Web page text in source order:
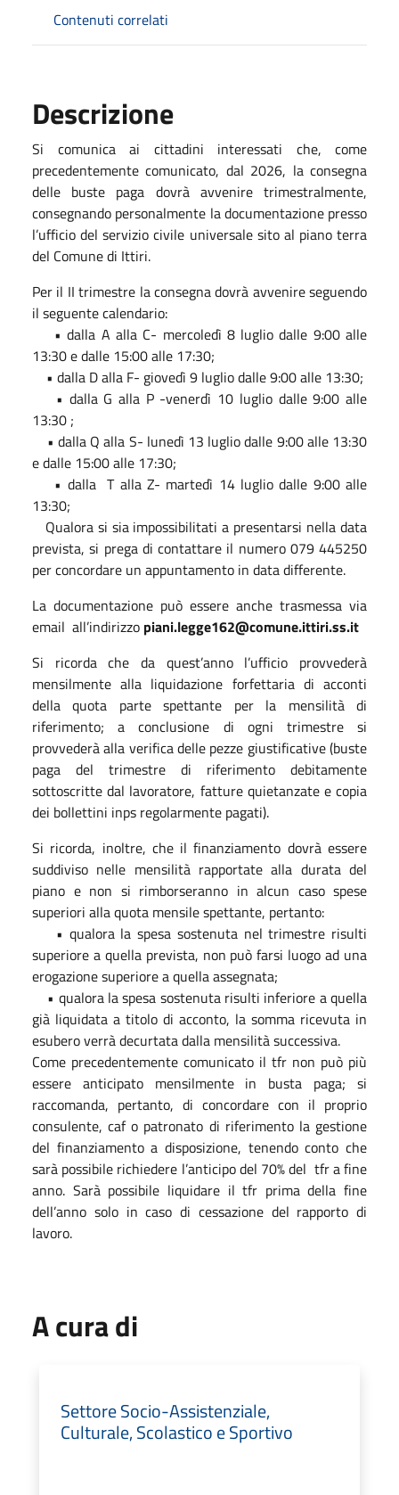
Contenuti correlati
Descrizione
Si comunica ai cittadini interessati che, come
precedentemente comunicato, dal 2026, la consegna
delle buste paga dovrà avvenire trimestralmente,
consegnando personalmente la documentazione presso
l’ufficio del servizio civile universale sito al piano terra
del Comune di Ittiri.
Per il II trimestre la consegna dovrà avvenire seguendo
il seguente calendario:
• dalla A alla C- mercoledì 8 luglio dalle 9:00 alle
13:30 e dalle 15:00 alle 17:30;
• dalla D alla F- giovedì 9 luglio dalle 9:00 alle 13:30;
• dalla G alla P -venerdì 10 luglio dalle 9:00 alle
13:30 ;
• dalla Q alla S- lunedì 13 luglio dalle 9:00 alle 13:30
e dalle 15:00 alle 17:30;
• dalla T alla Z- martedì 14 luglio dalle 9:00 alle
13:30;
Qualora si sia impossibilitati a presentarsi nella data
prevista, si prega di contattare il numero 079 445250
per concordare un appuntamento in data differente.
La documentazione può essere anche trasmessa via
email all’indirizzo piani.legge162@comune.ittiri.ss.it
Si ricorda che da quest’anno l’ufficio provvederà
mensilmente alla liquidazione forfettaria di acconti
della quota parte spettante per la mensilità di
riferimento; a conclusione di ogni trimestre si
provvederà alla verifica delle pezze giustificative (buste
paga del trimestre di riferimento debitamente
sottoscritte dal lavoratore, fatture quietanzate e copia
dei bollettini inps regolarmente pagati).
Si ricorda, inoltre, che il finanziamento dovrà essere
suddiviso nelle mensilità rapportate alla durata del
piano e non si rimborseranno in alcun caso spese
superiori alla quota mensile spettante, pertanto:
• qualora la spesa sostenuta nel trimestre risulti
superiore a quella prevista, non può farsi luogo ad una
erogazione superiore a quella assegnata;
• qualora la spesa sostenuta risulti inferiore a quella
già liquidata a titolo di acconto, la somma ricevuta in
esubero verrà decurtata dalla mensilità successiva.
Come precedentemente comunicato il tfr non può più
essere anticipato mensilmente in busta paga; si
raccomanda, pertanto, di concordare con il proprio
consulente, caf o patronato di riferimento la gestione
del finanziamento a disposizione, tenendo conto che
sarà possibile richiedere l’anticipo del 70% del tfr a fine
anno. Sarà possibile liquidare il tfr prima della fine
dell’anno solo in caso di cessazione del rapporto di
lavoro.
A cura di
Settore Socio-Assistenziale,
Culturale, Scolastico e Sportivo